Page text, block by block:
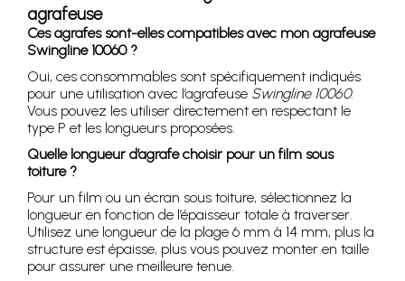
agrafeuse
Ces agrafes sont-elles compatibles avec mon agrafeuse
Swingline 10060 ?
Oui, ces consommables sont spécifiquement indiqués
pour une utilisation avec l’agrafeuse Swingline 10060.
Vous pouvez les utiliser directement en respectant le
type P et les longueurs proposées.
Quelle longueur d’agrafe choisir pour un film sous
toiture ?
Pour un film ou un écran sous toiture, sélectionnez la
longueur en fonction de l’épaisseur totale à traverser.
Utilisez une longueur de la plage 6 mm à 14 mm, plus la
structure est épaisse, plus vous pouvez monter en taille
pour assurer une meilleure tenue.